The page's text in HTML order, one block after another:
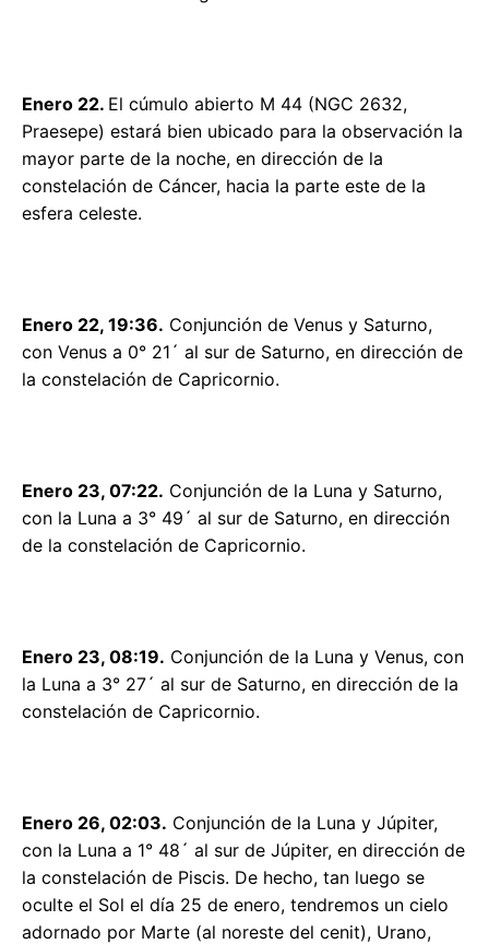
Enero 22. El cúmulo abierto M 44 (NGC 2632,
Praesepe) estará bien ubicado para la observación la
mayor parte de la noche, en dirección de la
constelación de Cáncer, hacia la parte este de la
esfera celeste.
Enero 22, 19:36. Conjunción de Venus y Saturno,
con Venus a 0° 21´ al sur de Saturno, en dirección de
la constelación de Capricornio.
Enero 23, 07:22. Conjunción de la Luna y Saturno,
con la Luna a 3° 49´ al sur de Saturno, en dirección
de la constelación de Capricornio.
Enero 23, 08:19. Conjunción de la Luna y Venus, con
la Luna a 3° 27´ al sur de Saturno, en dirección de la
constelación de Capricornio.
Enero 26, 02:03. Conjunción de la Luna y Júpiter,
con la Luna a 1° 48´ al sur de Júpiter, en dirección de
la constelación de Piscis. De hecho, tan luego se
oculte el Sol el día 25 de enero, tendremos un cielo
adornado por Marte (al noreste del cenit), Urano,